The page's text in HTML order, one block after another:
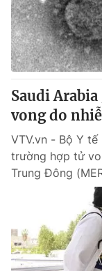
Sản phẩm
Thị trường
Tư vấn
Lịch phát sóng
Chuyên mục khác
Emagazine
Photo
VTV Money
Saudi
vong do
VTV.vn - Bộ Y
trường hợp tử
Trung Đông